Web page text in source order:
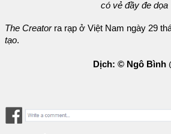
có vẻ đầy đe dọa
The Creatorra rạp ở Việt Nam ngày 29
tạo.
Dịch: © Ngô Bình